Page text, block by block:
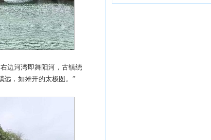
边河湾即舞阳河，古镇绕
远，如摊开的太极图。”